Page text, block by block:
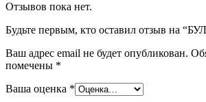
Отзывов пока нет.
Будьте первым, кто оставил отзыв на
Ваш адрес email не будет опубликован.
помечены *
Ваша оценка *